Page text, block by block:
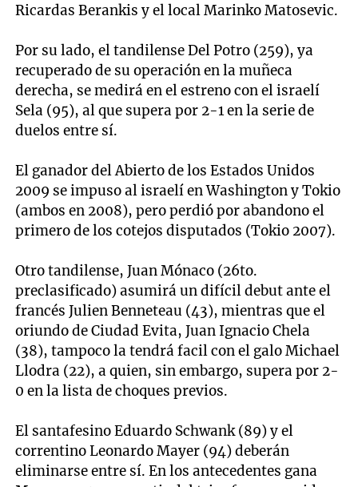
Ricardas Berankis y el local Marinko Matosevic.
Por su lado, el tandilense Del Potro (259), ya
recuperado de su operación en la muñeca
derecha, se medirá en el estreno con el israelí
Sela (95), al que supera por 2-1 en la serie de
duelos entre sí.
El ganador del Abierto de los Estados Unidos
2009 se impuso al israelí en Washington y Tokio
(ambos en 2008), pero perdió por abandono el
primero de los cotejos disputados (Tokio 2007).
Otro tandilense, Juan Mónaco (26to.
preclasificado) asumirá un difícil debut ante el
francés Julien Benneteau (43), mientras que el
oriundo de Ciudad Evita, Juan Ignacio Chela
(38), tampoco la tendrá facil con el galo Michael
Llodra (22), a quien, sin embargo, supera por 2-
0 en la lista de choques previos.
El santafesino Eduardo Schwank (89) y el
correntino Leonardo Mayer (94) deberán
eliminarse entre sí. En los antecedentes gana